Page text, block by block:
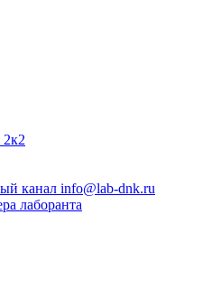
2к2
канал info@lab-dnk.ru
лаборанта